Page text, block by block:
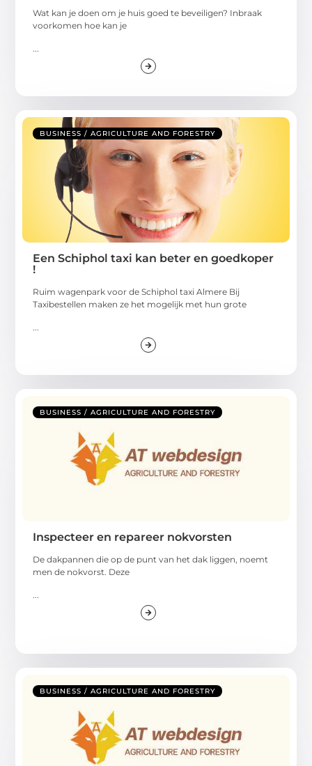
Wat kan je doen om je huis goed te beveiligen? Inbraak
voorkomen hoe kan je
BUSINESS / AGRICULTURE AND FORESTRY
Een Schiphol taxi kan beter en goedkoper
!
Ruim wagenpark voor de Schiphol taxi Almere Bij
Taxibestellen maken ze het mogelijk met hun grote
BUSINESS / AGRICULTURE AND FORESTRY
Inspecteer en repareer nokvorsten
De dakpannen die op de punt van het dak liggen, noemt
men de nokvorst. Deze
BUSINESS / AGRICULTURE AND FORESTRY